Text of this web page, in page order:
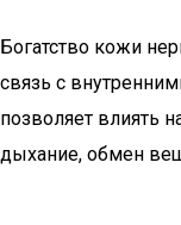
Богатство кожи
связь с
позволяет влиять
дыхание, обмен